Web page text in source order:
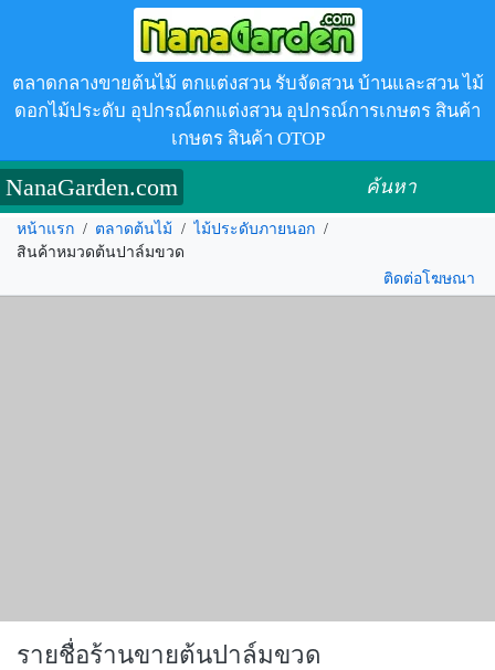
ตลาดกลางขายต้นไม้ ตกแต่งสวน รับจัดสวน บ้านและสวน ไม้
ดอกไม้ประดับ อุปกรณ์ตกแต่งสวน อุปกรณ์การเกษตร สินค้า
เกษตร สินค้า OTOP
NanaGarden.com ค้นหา
หน้าแรก / ตลาดต้นไม้ / ไม้ประดับภายนอก /
สินค้าหมวดต้นปาล์มขวด
ติดต่อโฆษณา
รายชื่อร้านขายต้นปาล์มขวด